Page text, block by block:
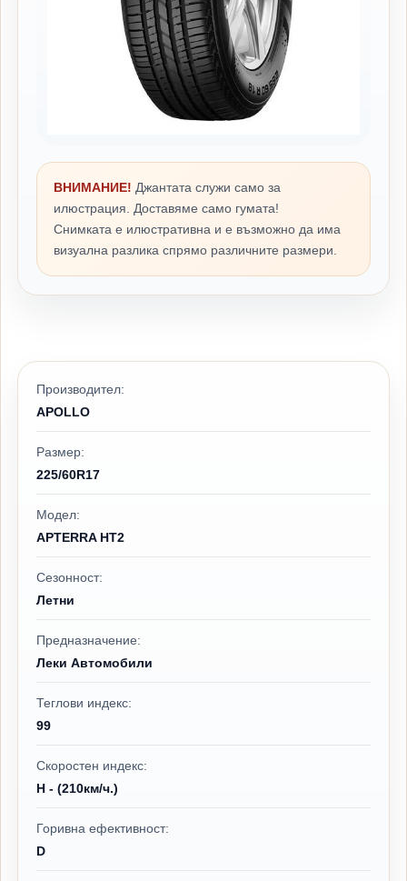
ВНИМАНИЕ! Джантата служи само за
илюстрация. Доставяме само гумата!
Снимката е илюстративна и е възможно да има
визуална разлика спрямо различните размери.
Производител:
APOLLO
Размер:
225/60R17
Модел:
APTERRA HT2
Сезонност:
Летни
Предназначение:
Леки Автомобили
Теглови индекс:
99
Скоростен индекс:
H - (210км/ч.)
Горивна ефективност:
D